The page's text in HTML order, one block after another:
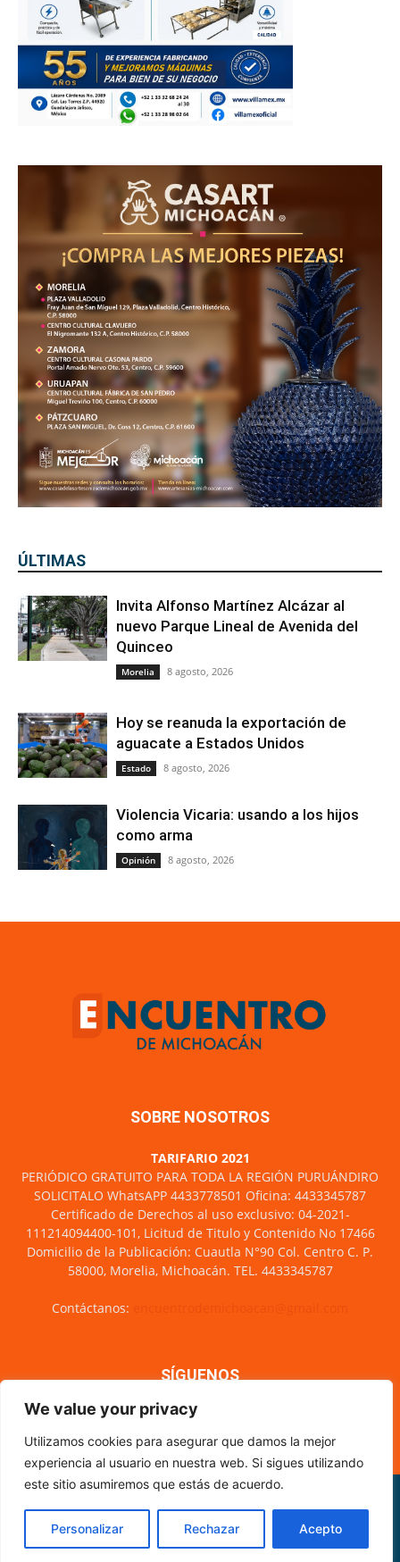
We value your privacy
Utilizamos cookies para asegurar que damos la mejor
experiencia al usuario en nuestra web. Si sigues utilizando
este sitio asumiremos que estás de acuerdo.
Personalizar Rechazar Acepto
ÚLTIMAS
Invita Alfonso Martínez Alcázar al
nuevo Parque Lineal de Avenida del
Quinceo
Morelia 8 agosto, 2026
Hoy se reanuda la exportación de
aguacate a Estados Unidos
Estado 8 agosto, 2026
Violencia Vicaria: usando a los hijos
como arma
Opinión 8 agosto, 2026
SOBRE NOSOTROS
TARIFARIO 2021
PERIÓDICO GRATUITO PARA TODA LA REGIÓN PURUÁNDIRO
SOLICITALO WhatsAPP 4433778501 Oficina: 4433345787
Certificado de Derechos al uso exclusivo: 04-2021-
111214094400-101, Licitud de Titulo y Contenido No 17466
Domicilio de la Publicación: Cuautla N°90 Col. Centro C. P.
58000, Morelia, Michoacán. TEL. 4433345787
Contáctanos:
SÍGUENOS
Nosotros
CÓDIGO DE ÉTICA PERIODÍSTICA
XML Sitemap
© Encuentro de Michoacán - 2021